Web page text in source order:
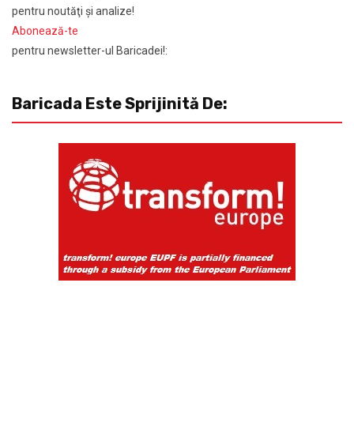
pentru noutăţi şi analize!
Abonează-te
pentru newsletter-ul Baricadei!:
Baricada Este Sprijinită De: